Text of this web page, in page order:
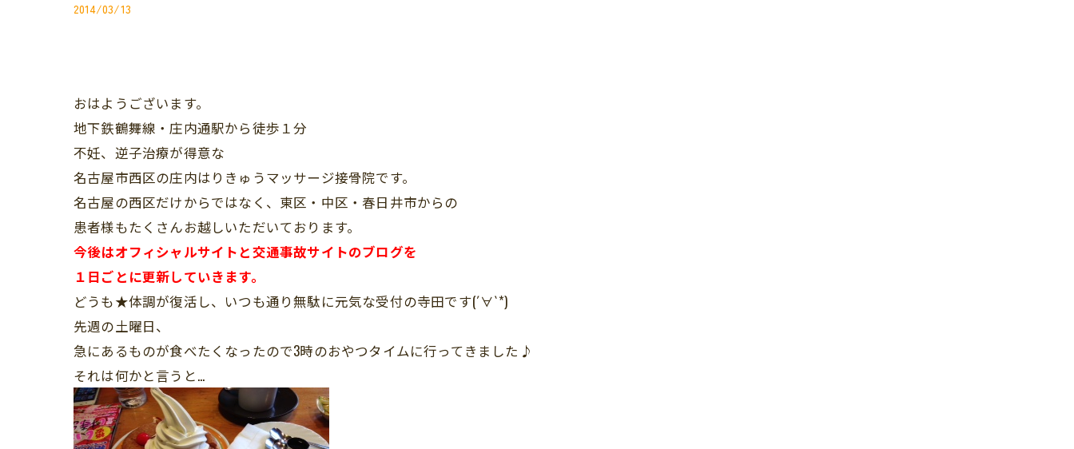
2014/03/13
おはようございます。
地下鉄鶴舞線・庄内通駅から徒歩１分
不妊、逆子治療が得意な
名古屋市西区の庄内はりきゅうマッサージ接骨院です。
名古屋の西区だけからではなく、東区・中区・春日井市からの
患者様もたくさんお越しいただいております。
今後はオフィシャルサイトと交通事故サイトのブログを
１日ごとに更新していきます。
どうも★体調が復活し、いつも通り無駄に元気な受付の寺田です(´∀`*)
先週の土曜日、
急にあるものが食べたくなったので3時のおやつタイムに行ってきました♪
それは何かと言うと…